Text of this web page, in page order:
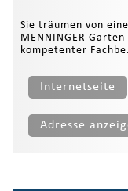
Sie träumen von
MENNINGER
kompetenter
Internetseite
Adresse